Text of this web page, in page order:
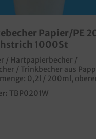
Papier/PE
1000St
/ Hartpapierbecher /
/ Trinkbecher aus
0,2l / 200ml,
1000 Stück im
Shakes Auch passende
natürlich mit mit
ab 50.000
bedruckbar
TBP0201W